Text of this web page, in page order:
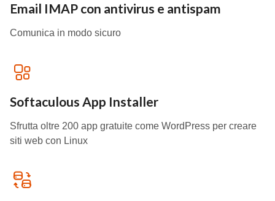
Email IMAP con antivirus e antispam
Comunica in modo sicuro
Softaculous App Installer
Sfrutta oltre 200 app gratuite come WordPress per creare
siti web con Linux